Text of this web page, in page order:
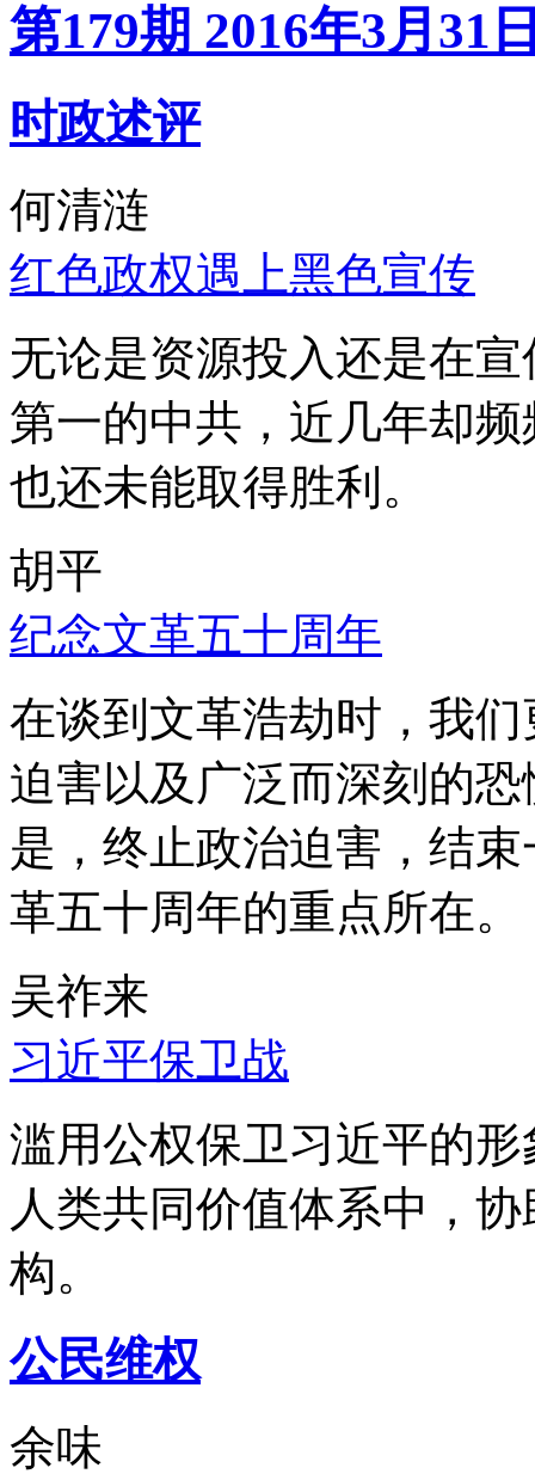
第179期 2016年3月31
时政述评
何清涟
红色政权遇上黑色宣传
无论是资源投入还是在
第一的中共，近几年却
也还未能取得胜利。
胡平
纪念文革五十周年
在谈到文革浩劫时，我
迫害以及广泛而深刻的
是，终止政治迫害，结
革五十周年的重点所在。
吴祚来
习近平保卫战
滥用公权保卫习近平的
人类共同价值体系中，
构。
公民维权
余味